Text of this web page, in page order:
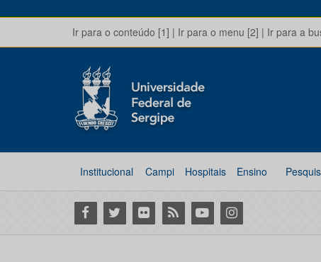
Ir para o conteúdo [1] | Ir para o menu [2] | Ir para a
Institucional Campi Hospitais Ensino
Facebook
Twitter Flickr RSS YoutubeInstagram